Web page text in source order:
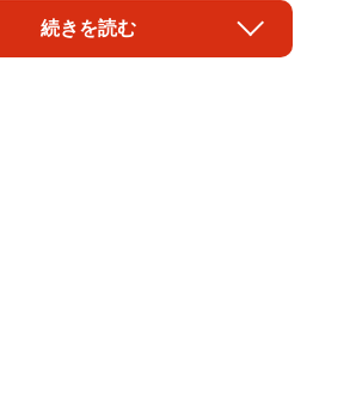
な表情も収めています。
続きを読む